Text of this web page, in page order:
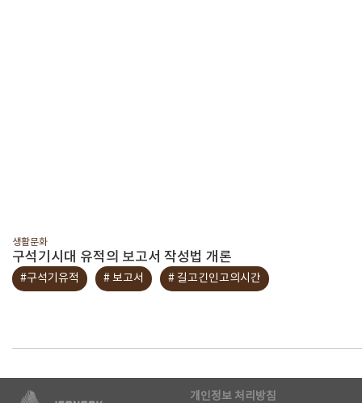
생활문화
구석기시대 유적의 보고서 작성법 개론
#구석기유적 # 보고서 # 길고긴인고의시간
개인정보 처리방침